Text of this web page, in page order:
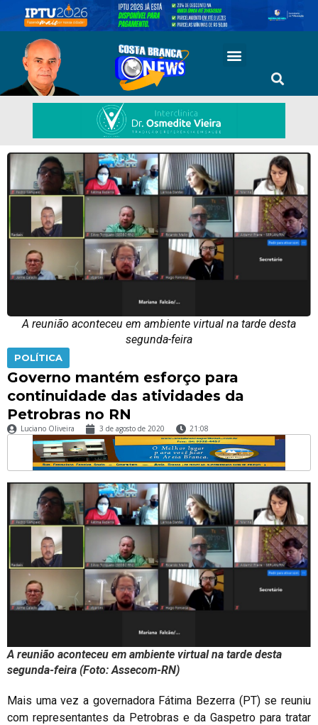
A reunião aconteceu em ambiente virtual na tarde desta
segunda-feira
POLÍTICA
Governo mantém esforço para
continuidade das atividades da
Petrobras no RN
Luciano Oliveira 3 de agosto de 2020 21:08
A reunião aconteceu em ambiente virtual na tarde desta
segunda-feira (Foto: Assecom-RN)
Mais uma vez a governadora Fátima Bezerra (PT) se reuniu
com representantes da Petrobras e da Gaspetro para tratar